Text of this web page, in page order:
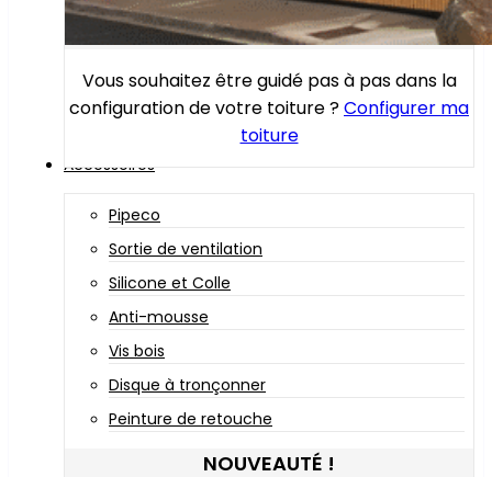
Vous souhaitez être guidé pas à pas dans la
configuration de votre toiture ?Configurer ma
toiture
Accessoires
Pipeco
Sortie de ventilation
Silicone et Colle
Anti-mousse
Vis bois
Disque à tronçonner
Peinture de retouche
NOUVEAUTÉ !